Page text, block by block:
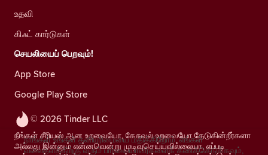
© 2026 Tinder LLC
நீங்கள் சீரியஸ் ஆன உறவையோ, கேசுவல் உறவையோ தேடுகின்றீர்களா
அல்லது இன்னும் என்னவென்று முடிவுசெய்யவில்லையா, எப்படி
உதவி
கிஃட் கார்டுகள்
செயலியைப் பெறவும்!
App Store
Google Play Store
நாங்கள் உங்கள் தனியுரிமையை மதிக்கிறோம். எங்கள்
வலைதளத்திற்கு வரும் பார்வையாளர்களைக் கணக்கெடுக்கவும்,